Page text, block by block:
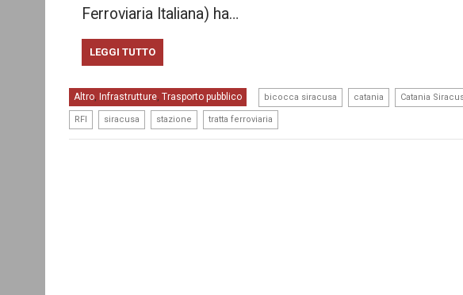
Ferroviaria Italiana) ha…
LEGGI TUTTO
Altro, Infrastrutture, Trasporto pubblico bicocca siracusa catania Catania
RFI siracusa stazione tratta ferroviaria